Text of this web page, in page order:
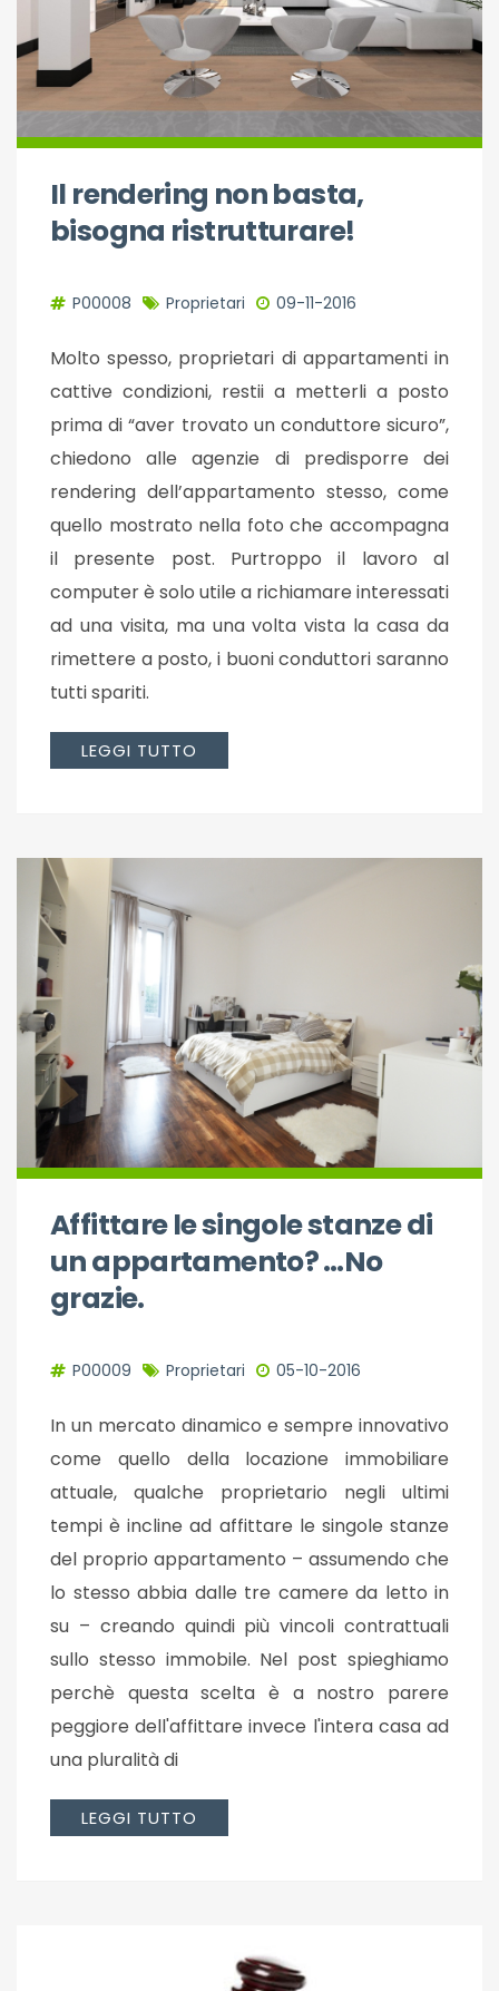
Il rendering non basta,
bisogna ristrutturare!
P00008 Proprietari 09-11-2016
Molto spesso, proprietari di appartamenti in
cattive condizioni, restii a metterli a posto
prima di “aver trovato un conduttore sicuro”,
chiedono alle agenzie di predisporre dei
rendering dell’appartamento stesso, come
quello mostrato nella foto che accompagna
il presente post. Purtroppo il lavoro al
computer è solo utile a richiamare interessati
ad una visita, ma una volta vista la casa da
rimettere a posto, i buoni conduttori saranno
tutti spariti.
LEGGI TUTTO
Affittare le singole stanze di
un appartamento? …No
grazie.
P00009 Proprietari 05-10-2016
In un mercato dinamico e sempre innovativo
come quello della locazione immobiliare
attuale, qualche proprietario negli ultimi
tempi è incline ad affittare le singole stanze
del proprio appartamento – assumendo che
lo stesso abbia dalle tre camere da letto in
su – creando quindi più vincoli contrattuali
sullo stesso immobile. Nel post spieghiamo
perchè questa scelta è a nostro parere
peggiore dell'affittare invece l'intera casa ad
una pluralità di
LEGGI TUTTO